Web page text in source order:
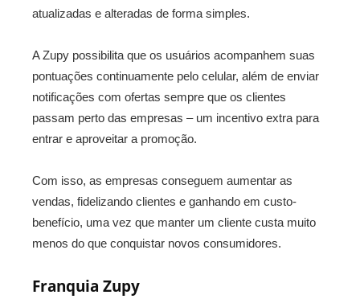
atualizadas e alteradas de forma simples.
A Zupy possibilita que os usuários acompanhem suas
pontuações continuamente pelo celular, além de enviar
notificações com ofertas sempre que os clientes
passam perto das empresas – um incentivo extra para
entrar e aproveitar a promoção.
Com isso, as empresas conseguem aumentar as
vendas, fidelizando clientes e ganhando em custo-
benefício, uma vez que manter um cliente custa muito
menos do que conquistar novos consumidores.
Franquia Zupy